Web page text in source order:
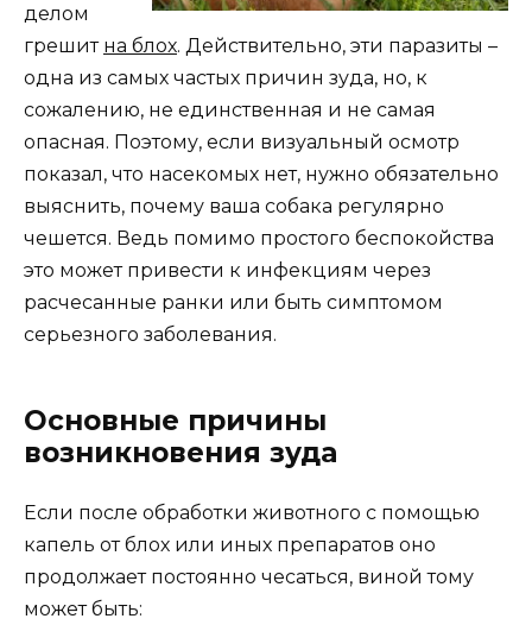
делом
грешит на блох. Действительно, эти паразиты –
одна из самых частых причин зуда, но, к
сожалению, не единственная и не самая
опасная. Поэтому, если визуальный осмотр
показал, что насекомых нет, нужно обязательно
выяснить, почему ваша собака регулярно
чешется. Ведь помимо простого беспокойства
это может привести к инфекциям через
расчесанные ранки или быть симптомом
серьезного заболевания.
Основные причины
возникновения зуда
Если после обработки животного с помощью
капель от блох или иных препаратов оно
продолжает постоянно чесаться, виной тому
может быть: